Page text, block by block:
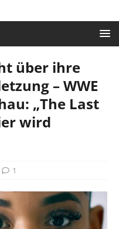
über ihre
– WWE
„The Last
wird
1